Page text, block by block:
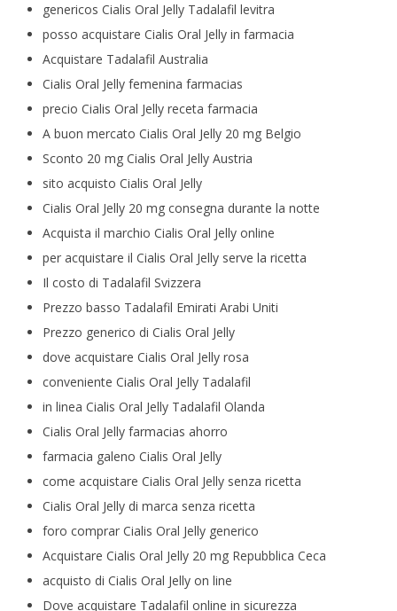
genericos Cialis Oral Jelly Tadalafil levitra
posso acquistare Cialis Oral Jelly in farmacia
Acquistare Tadalafil Australia
Cialis Oral Jelly femenina farmacias
precio Cialis Oral Jelly receta farmacia
A buon mercato Cialis Oral Jelly 20 mg Belgio
Sconto 20 mg Cialis Oral Jelly Austria
sito acquisto Cialis Oral Jelly
Cialis Oral Jelly 20 mg consegna durante la notte
Acquista il marchio Cialis Oral Jelly online
per acquistare il Cialis Oral Jelly serve la ricetta
Il costo di Tadalafil Svizzera
Prezzo basso Tadalafil Emirati Arabi Uniti
Prezzo generico di Cialis Oral Jelly
dove acquistare Cialis Oral Jelly rosa
conveniente Cialis Oral Jelly Tadalafil
in linea Cialis Oral Jelly Tadalafil Olanda
Cialis Oral Jelly farmacias ahorro
farmacia galeno Cialis Oral Jelly
come acquistare Cialis Oral Jelly senza ricetta
Cialis Oral Jelly di marca senza ricetta
foro comprar Cialis Oral Jelly generico
Acquistare Cialis Oral Jelly 20 mg Repubblica Ceca
acquisto di Cialis Oral Jelly on line
Dove acquistare Tadalafil online in sicurezza